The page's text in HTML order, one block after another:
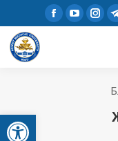
Open toolbar